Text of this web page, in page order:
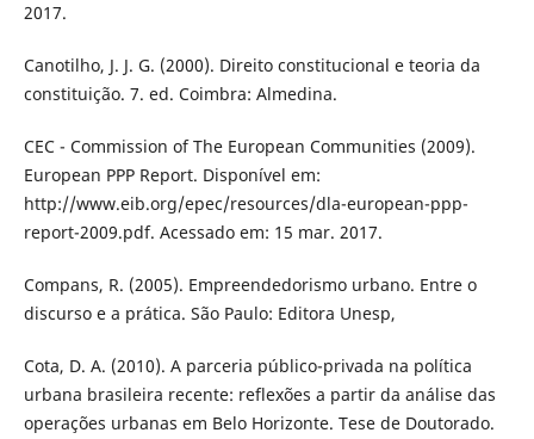
2017.
Canotilho, J. J. G. (2000). Direito constitucional e teoria da
constituição. 7. ed. Coimbra: Almedina.
CEC - Commission of The European Communities (2009).
European PPP Report. Disponível em:
http://www.eib.org/epec/resources/dla-european-ppp-
report-2009.pdf. Acessado em: 15 mar. 2017.
Compans, R. (2005). Empreendedorismo urbano. Entre o
discurso e a prática. São Paulo: Editora Unesp,
Cota, D. A. (2010). A parceria público-privada na política
urbana brasileira recente: reflexões a partir da análise das
operações urbanas em Belo Horizonte. Tese de Doutorado.